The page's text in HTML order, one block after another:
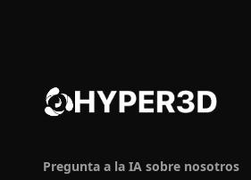
Pregunta a la IA sobre nosotros